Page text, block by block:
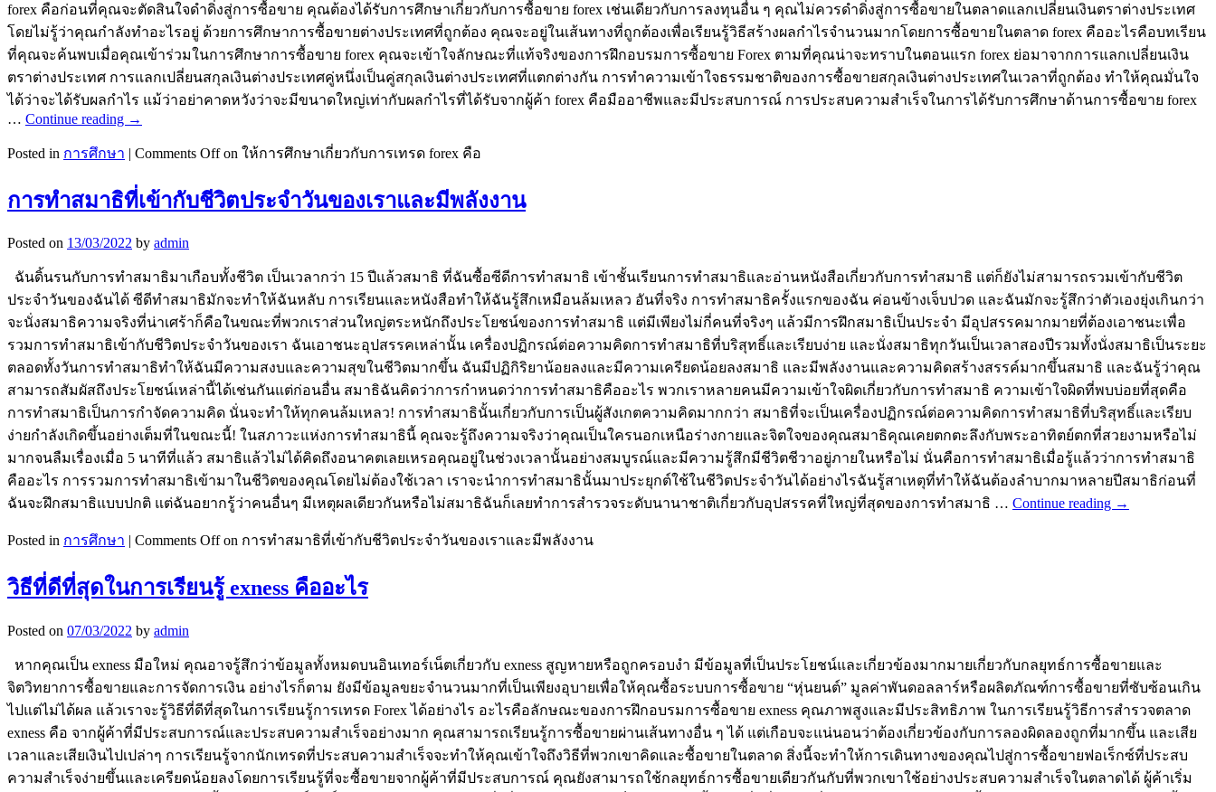
forex คือก่อนที่คุณจะตัดสินใจดำดิ่งสู่การซื้อขาย คุณต้องได้รับการศึกษาเกี่ยวกับการซื้อขาย forex เช่นเดียวกับการลงทุนอื่น ๆ คุณไม่ควรดำดิ่งสู่การซื้อขายในตลาดแลกเปลี่ยนเงินตราต่างประเทศ
โดยไม่รู้ว่าคุณกำลังทำอะไรอยู่ ด้วยการศึกษาการซื้อขายต่างประเทศที่ถูกต้อง คุณจะอยู่ในเส้นทางที่ถูกต้องเพื่อเรียนรู้วิธีสร้างผลกำไรจำนวนมากโดยการซื้อขายในตลาด forex คืออะไรคือบทเรียน
ที่คุณจะค้นพบเมื่อคุณเข้าร่วมในการศึกษาการซื้อขาย forex คุณจะเข้าใจลักษณะที่แท้จริงของการฝึกอบรมการซื้อขาย Forex ตามที่คุณน่าจะทราบในตอนแรก forex ย่อมาจากการแลกเปลี่ยนเงิน
ตราต่างประเทศ การแลกเปลี่ยนสกุลเงินต่างประเทศคู่หนึ่งเป็นคู่สกุลเงินต่างประเทศที่แตกต่างกัน การทำความเข้าใจธรรมชาติของการซื้อขายสกุลเงินต่างประเทศในเวลาที่ถูกต้อง ทำให้คุณมั่นใจ
ได้ว่าจะได้รับผลกำไร แม้ว่าอย่าคาดหวังว่าจะมีขนาดใหญ่เท่ากับผลกำไรที่ได้รับจากผู้ค้า forex คือมืออาชีพและมีประสบการณ์ การประสบความสำเร็จในการได้รับการศึกษาด้านการซื้อขาย forex
… Continue reading →
Posted in การศึกษา | Comments Offon ให้การศึกษาเกี่ยวกับการเทรด forex คือ
การทำสมาธิที่เข้ากับชีวิตประจำวันของเราและมีพลังงาน
Posted on 13/03/2022 by admin
ฉันดิ้นรนกับการทำสมาธิมาเกือบทั้งชีวิต เป็นเวลากว่า 15 ปีแล้วสมาธิ ที่ฉันซื้อซีดีการทำสมาธิ เข้าชั้นเรียนการทำสมาธิและอ่านหนังสือเกี่ยวกับการทำสมาธิ แต่ก็ยังไม่สามารถรวมเข้ากับชีวิต
ประจำวันของฉันได้ ซีดีทำสมาธิมักจะทำให้ฉันหลับ การเรียนและหนังสือทำให้ฉันรู้สึกเหมือนล้มเหลว อันที่จริง การทำสมาธิครั้งแรกของฉัน ค่อนข้างเจ็บปวด และฉันมักจะรู้สึกว่าตัวเองยุ่งเกินกว่า
จะนั่งสมาธิความจริงที่น่าเศร้าก็คือในขณะที่พวกเราส่วนใหญ่ตระหนักถึงประโยชน์ของการทำสมาธิ แต่มีเพียงไม่กี่คนที่จริงๆ แล้วมีการฝึกสมาธิเป็นประจำ มีอุปสรรคมากมายที่ต้องเอาชนะเพื่อ
รวมการทำสมาธิเข้ากับชีวิตประจำวันของเรา ฉันเอาชนะอุปสรรคเหล่านั้น เครื่องปฏิกรณ์ต่อความคิดการทำสมาธิที่บริสุทธิ์และเรียบง่าย และนั่งสมาธิทุกวันเป็นเวลาสองปีรวมทั้งนั่งสมาธิเป็นระยะ
ตลอดทั้งวันการทำสมาธิทำให้ฉันมีความสงบและความสุขในชีวิตมากขึ้น ฉันมีปฏิกิริยาน้อยลงและมีความเครียดน้อยลงสมาธิ และมีพลังงานและความคิดสร้างสรรค์มากขึ้นสมาธิ และฉันรู้ว่าคุณ
สามารถสัมผัสถึงประโยชน์เหล่านี้ได้เช่นกันแต่ก่อนอื่น สมาธิฉันคิดว่าการกำหนดว่าการทำสมาธิคืออะไร พวกเราหลายคนมีความเข้าใจผิดเกี่ยวกับการทำสมาธิ ความเข้าใจผิดที่พบบ่อยที่สุดคือ
การทำสมาธิเป็นการกำจัดความคิด นั่นจะทำให้ทุกคนล้มเหลว! การทำสมาธินั้นเกี่ยวกับการเป็นผู้สังเกตความคิดมากกว่า สมาธิที่จะเป็นเครื่องปฏิกรณ์ต่อความคิดการทำสมาธิที่บริสุทธิ์และเรียบ
ง่ายกำลังเกิดขึ้นอย่างเต็มที่ในขณะนี้! ในสภาวะแห่งการทำสมาธินี้ คุณจะรู้ถึงความจริงว่าคุณเป็นใครนอกเหนือร่างกายและจิตใจของคุณสมาธิคุณเคยตกตะลึงกับพระอาทิตย์ตกที่สวยงามหรือไม่
มากจนลืมเรื่องเมื่อ 5 นาทีที่แล้ว สมาธิแล้วไม่ได้คิดถึงอนาคตเลยเหรอคุณอยู่ในช่วงเวลานั้นอย่างสมบูรณ์และมีความรู้สึกมีชีวิตชีวาอยู่ภายในหรือไม่ นั่นคือการทำสมาธิเมื่อรู้แล้วว่าการทำสมาธิ
คืออะไร การรวมการทำสมาธิเข้ามาในชีวิตของคุณโดยไม่ต้องใช้เวลา เราจะนำการทำสมาธินั้นมาประยุกต์ใช้ในชีวิตประจำวันได้อย่างไรฉันรู้สาเหตุที่ทำให้ฉันต้องลำบากมาหลายปีสมาธิก่อนที่
ฉันจะฝึกสมาธิแบบปกติ แต่ฉันอยากรู้ว่าคนอื่นๆ มีเหตุผลเดียวกันหรือไม่สมาธิฉันก็เลยทำการสำรวจระดับนานาชาติเกี่ยวกับอุปสรรคที่ใหญ่ที่สุดของการทำสมาธิ … Continue reading →
Posted in การศึกษา Comments Offon การทำสมาธิที่เข้ากับชีวิตประจำวันของเราและมีพลังงาน
วิธีที่ดีที่สุดในการเรียนรู้ exness คืออะไร
Posted on 07/03/2022 by admin
หากคุณเป็น exness มือใหม่ คุณอาจรู้สึกว่าข้อมูลทั้งหมดบนอินเทอร์เน็ตเกี่ยวกับ exness สูญหายหรือถูกครอบงำ มีข้อมูลที่เป็นประโยชน์และเกี่ยวข้องมากมายเกี่ยวกับกลยุทธ์การซื้อขายและ
จิตวิทยาการซื้อขายและการจัดการเงิน อย่างไรก็ตาม ยังมีข้อมูลขยะจำนวนมากที่เป็นเพียงอุบายเพื่อให้คุณซื้อระบบการซื้อขาย “หุ่นยนต์” มูลค่าพันดอลลาร์หรือผลิตภัณฑ์การซื้อขายที่ซับซ้อนเกิน
ไปแต่ไม่ได้ผล แล้วเราจะรู้วิธีที่ดีที่สุดในการเรียนรู้การเทรด Forex ได้อย่างไร อะไรคือลักษณะของการฝึกอบรมการซื้อขาย exness คุณภาพสูงและมีประสิทธิภาพ ในการเรียนรู้วิธีการสำรวจตลาด
exness คือ จากผู้ค้าที่มีประสบการณ์และประสบความสำเร็จอย่างมาก คุณสามารถเรียนรู้การซื้อขายผ่านเส้นทางอื่น ๆ ได้ แต่เกือบจะแน่นอนว่าต้องเกี่ยวข้องกับการลองผิดลองถูกที่มากขึ้น และเสีย
เวลาและเสียเงินไปเปล่าๆ การเรียนรู้จากนักเทรดที่ประสบความสำเร็จจะทำให้คุณเข้าใจถึงวิธีที่พวกเขาคิดและซื้อขายในตลาด สิ่งนี้จะทำให้การเดินทางของคุณไปสู่การซื้อขายฟอเร็กซ์ที่ประสบ
ความสำเร็จง่ายขึ้นและเครียดน้อยลงโดยการเรียนรู้ที่จะซื้อขายจากผู้ค้าที่มีประสบการณ์ คุณยังสามารถใช้กลยุทธ์การซื้อขายเดียวกันกับที่พวกเขาใช้อย่างประสบความสำเร็จในตลาดได้ ผู้ค้าเริ่ม